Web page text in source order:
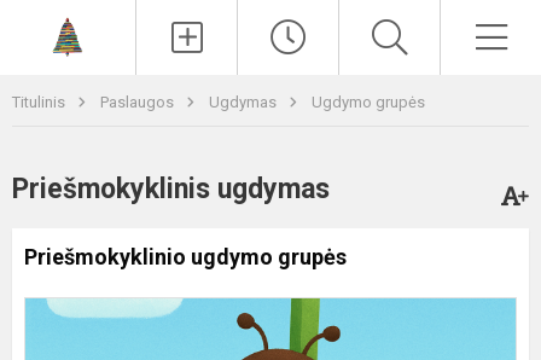
Titulinis Paslaugos Ugdymas Ugdymo grupės
Priešmokyklinis ugdymas
Priešmokyklinio ugdymo grupės